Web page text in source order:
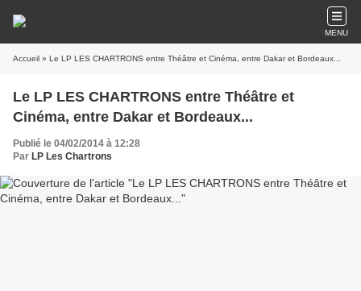
MENU
Accueil » Le LP LES CHARTRONS entre Théâtre et Cinéma, entre Dakar et Bordeaux...
Le LP LES CHARTRONS entre Théâtre et
Cinéma, entre Dakar et Bordeaux...
Publié le 04/02/2014 à 12:28
Par LP Les Chartrons